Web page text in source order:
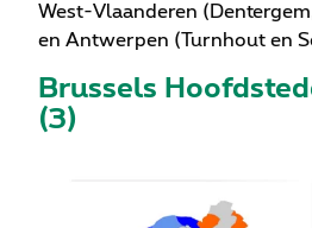
West-Vlaanderen
en Antwerpen (Turnhout en
Brussels
(3)